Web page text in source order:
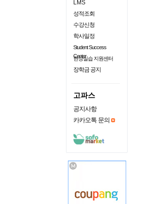
LMS
성적조회
수강신청
학사일정
Student Success
Center
현장실습 지원센터
장학금 공지
고파스
공지사항
카카오톡 문의